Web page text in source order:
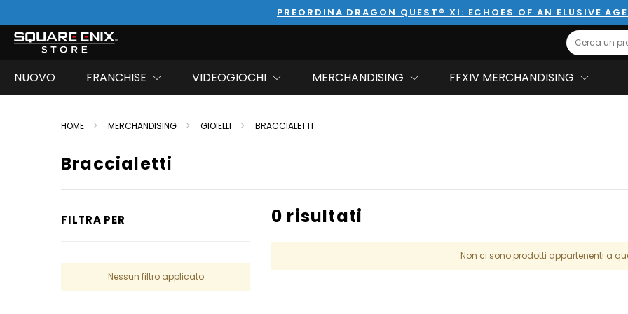
PREORDINA DRAGON QUEST® XI: ECHOES OF AN ELUSIVE
Search
NUOVO FRANCHISE VIDEOGIOCHI MERCHANDISING FFXIV MERCHANDISING
HOME MERCHANDISING GIOIELLI BRACCIALETTI
Braccialetti
FILTRA PER
Nessun filtro applicato
0 risultati
Non ci sono prodotti appartenenti a